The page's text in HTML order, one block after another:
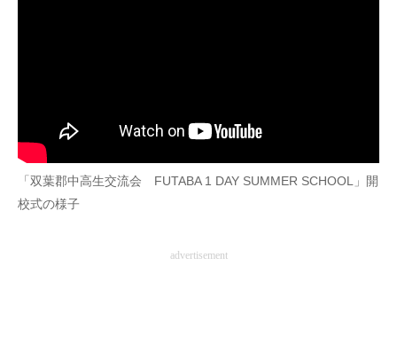
「双葉郡中高生交流会 FUTABA 1 DAY SUMMER SCHOOL」開
校式の様子
advertisement